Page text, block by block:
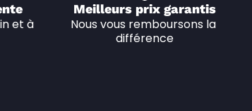
et à
Meilleurs prix garantis
Nous vous remboursons la
différence